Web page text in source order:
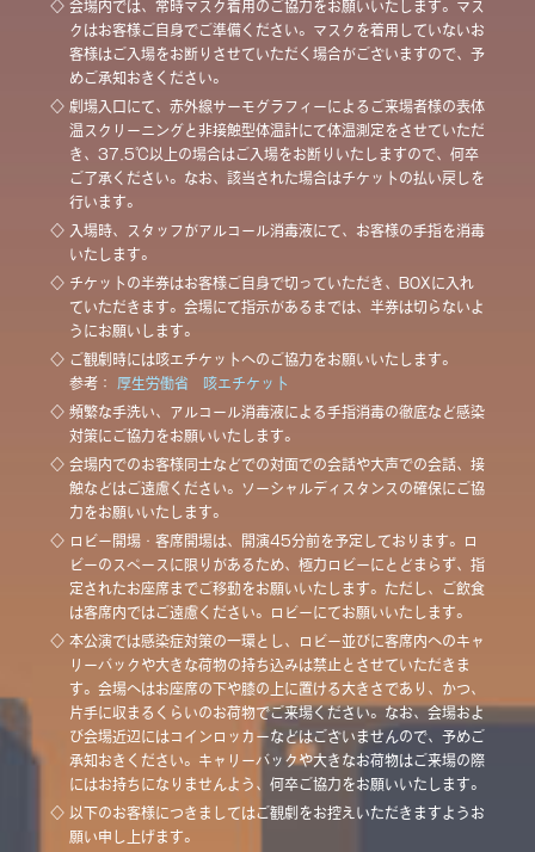
◇ 会場内では、常時マスク着用のご協力をお願いいたします。マス
クはお客様ご自身でご準備ください。マスクを着用していないお
客様はご入場をお断りさせていただく場合がございますので、予
めご承知おきください。
◇ 劇場入口にて、赤外線サーモグラフィーによるご来場者様の表体
温スクリーニングと非接触型体温計にて体温測定をさせていただ
き、37.5℃以上の場合はご入場をお断りいたしますので、何卒
ご了承ください。なお、該当された場合はチケットの払い戻しを
行います。
◇ 入場時、スタッフがアルコール消毒液にて、お客様の手指を消毒
いたします。
◇ チケットの半券はお客様ご自身で切っていただき、BOXに入れ
ていただきます。会場にて指示があるまでは、半券は切らないよ
うにお願いします。
◇ ご観劇時には咳エチケットへのご協力をお願いいたします。
参考：
厚生労働省 咳エチケット
◇ 頻繁な手洗い、アルコール消毒液による手指消毒の徹底など感染
対策にご協力をお願いいたします。
◇ 会場内でのお客様同士などでの対面での会話や大声での会話、接
触などはご遠慮ください。ソーシャルディスタンスの確保にご協
力をお願いいたします。
◇ ロビー開場・客席開場は、開演45分前を予定しております。ロ
ビーのスペースに限りがあるため、極力ロビーにとどまらず、指
定されたお座席までご移動をお願いいたします。ただし、ご飲食
は客席内ではご遠慮ください。ロビーにてお願いいたします。
◇ 本公演では感染症対策の一環とし、ロビー並びに客席内へのキャ
リーバックや大きな荷物の持ち込みは禁止とさせていただきま
す。会場へはお座席の下や膝の上に置ける大きさであり、かつ、
片手に収まるくらいのお荷物でご来場ください。なお、会場およ
び会場近辺にはコインロッカーなどはございませんので、予めご
承知おきください。キャリーバックや大きなお荷物はご来場の際
にはお持ちになりませんよう、何卒ご協力をお願いいたします。
◇
以下のお客様につきましてはご観劇をお控えいただきますようお
願い申し上げます。